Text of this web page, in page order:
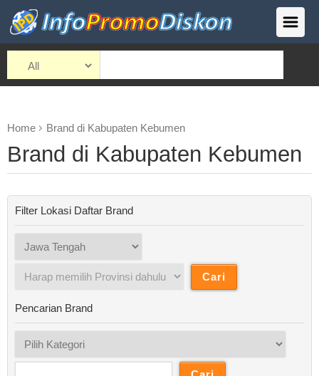
Home Brand di Kabupaten Kebumen
Brand di Kabupaten Kebumen
Filter Lokasi Daftar Brand
Pencarian Brand